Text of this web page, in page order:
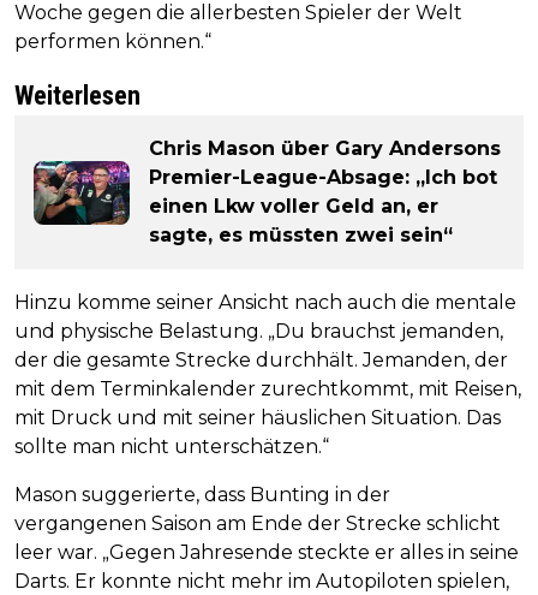
Woche gegen die allerbesten Spieler der Welt
performen können.“
Weiterlesen
Chris Mason über Gary Andersons
Premier-League-Absage: „Ich bot
einen Lkw voller Geld an, er
sagte, es müssten zwei sein“
Hinzu komme seiner Ansicht nach auch die mentale
und physische Belastung. „Du brauchst jemanden,
der die gesamte Strecke durchhält. Jemanden, der
mit dem Terminkalender zurechtkommt, mit Reisen,
mit Druck und mit seiner häuslichen Situation. Das
sollte man nicht unterschätzen.“
Mason suggerierte, dass Bunting in der
vergangenen Saison am Ende der Strecke schlicht
leer war. „Gegen Jahresende steckte er alles in seine
Darts. Er konnte nicht mehr im Autopiloten spielen,